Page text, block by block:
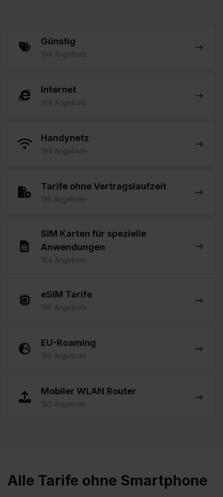
Günstig
194 Angebote
Internet
194 Angebote
Handynetz
194 Angebote
Tarife ohne Vertragslaufzeit
136 Angebote
SIM Karten für spezielle
Anwendungen
194 Angebote
eSIM Tarife
166 Angebote
EU-Roaming
193 Angebote
Mobiler WLAN Router
183 Angebote
Alle Tarife ohne Smartphone